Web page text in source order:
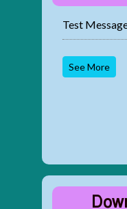
Test
See More